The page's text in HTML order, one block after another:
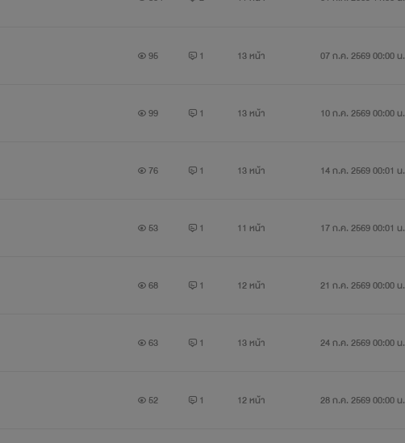
95 1 13 หน้า 07 ก.ค. 2569 00:00 น.
99 1 13 หน้า 10 ก.ค. 2569 00:00 น.
76 1 13 หน้า 14 ก.ค. 2569 00:01 น.
53 1 11 หน้า 17 ก.ค. 2569 00:01 น.
68 1 12 หน้า 21 ก.ค. 2569 00:00 น.
63 1 13 หน้า 24 ก.ค. 2569 00:00 น.
52 1 12 หน้า 28 ก.ค. 2569 00:00 น.